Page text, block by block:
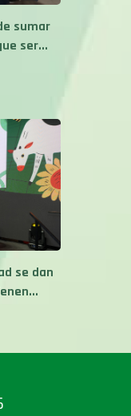
sumar
ser...
se dan